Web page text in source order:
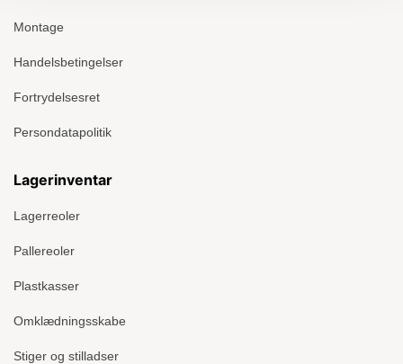
Montage
Handelsbetingelser
Fortrydelsesret
Persondatapolitik
Lagerinventar
Lagerreoler
Pallereoler
Plastkasser
Omklædningsskabe
Stiger og stilladser